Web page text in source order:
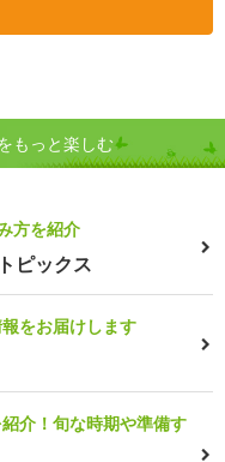
もっと楽しむ
方を紹介
ピックス
をお届けします
介！旬な時期や準備す